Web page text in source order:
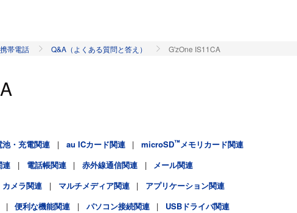
携帯電話 Q&A（よくある質問と答え） G'zOne IS11CA
池・充電関連 au ICカード関連 microSD™メモリカード関連
連 電話帳関連 赤外線通信関連
メール関連
カメラ関連 マルチメディア関連
アプリケーション関連
便利な機能関連 パソコン接続関連
USBドライバ関連